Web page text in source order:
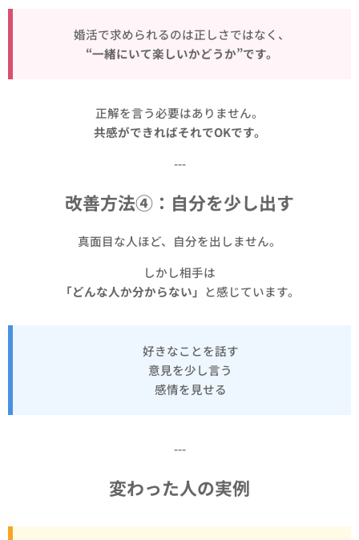
婚活で求められるのは正しさではなく、
“一緒にいて楽しいかどうか”です。
正解を言う必要はありません。
共感ができればそれでOKです。
---
改善方法④：自分を少し出す
真面目な人ほど、自分を出しません。
しかし相手は
「どんな人か分からない」 と感じています。
✔ 好きなことを話す
✔ 意見を少し言う
✔ 感情を見せる
---
変わった人の実例